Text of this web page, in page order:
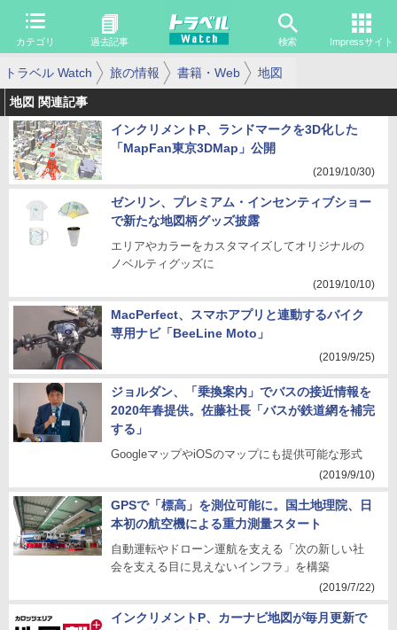
カテゴリ 過去記事 検索 Impressサイト
トラベル Watch 旅の情報 書籍・Web 地図
地図 関連記事
インクリメントP、ランドマークを3D化した
「MapFan東京3DMap」公開
(2019/10/30)
ゼンリン、プレミアム・インセンティブショー
で新たな地図柄グッズ披露
エリアやカラーをカスタマイズしてオリジナルの
ノベルティグッズに
(2019/10/10)
MacPerfect、スマホアプリと連動するバイク
専用ナビ「BeeLine Moto」
(2019/9/25)
ジョルダン、「乗換案内」でバスの接近情報を
2020年春提供。佐藤社長「バスが鉄道網を補完
する」
GoogleマップやiOSのマップにも提供可能な形式
(2019/9/10)
GPSで「標高」を測位可能に。国土地理院、日
本初の航空機による重力測量スタート
自動運転やドローン運航を支える「次の新しい社
会を支える目に見えないインフラ」を構築
(2019/7/22)
インクリメントP、カーナビ地図が毎月更新で